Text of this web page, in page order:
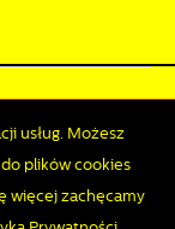
usług. Możesz
plików cookies
więcej zachęcamy